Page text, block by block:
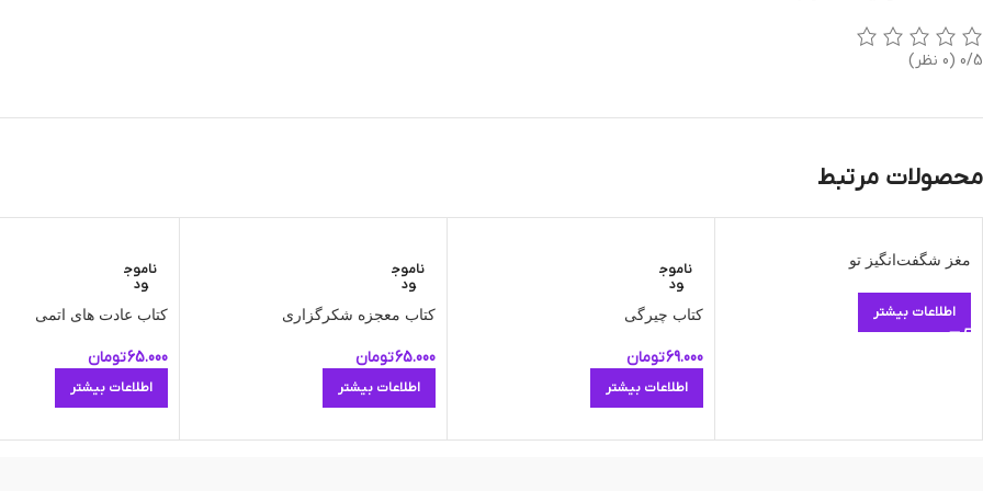
0/5 (0 نظر)
محصولات مرتبط
مغز شگفت‌انگیز تو
اطلاعات بیشتر
ناموج
ود
کتاب چیرگی
69.000تومان
اطلاعات بیشتر
ناموج
ود
کتاب معجزه شکرگزاری
65.000تومان
اطلاعات بیشتر
ناموج
ود
کتاب عادت های اتمی
65.000تومان
اطلاعات بیشتر